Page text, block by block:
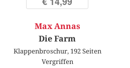
Max Annas
Die Farm
Klappenbroschur, 192 Seiten
Vergriffen